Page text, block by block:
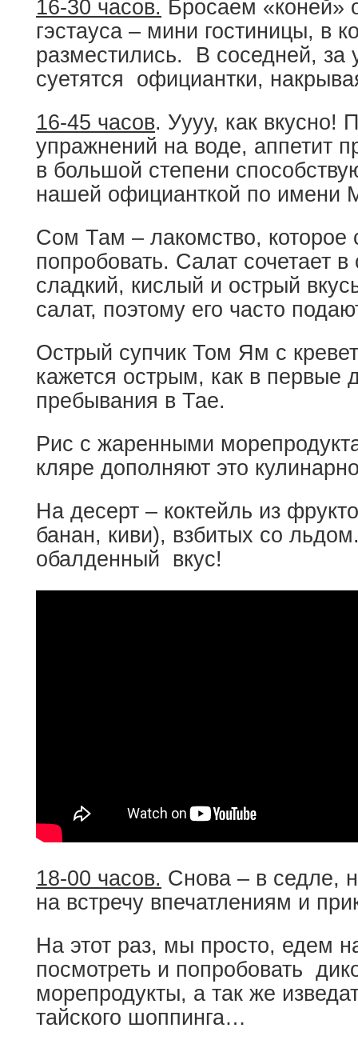
16-30 часов. Бросаем «коней»
гэстауса – мини гостиницы, в
разместились. В соседней,
суетятся официантки,
16-45 часов. Уууу, как вкусно!
упражнений на воде, аппетит
в большой степени
нашей официанткой по имени
Сом Там – лакомство, которое
попробовать. Салат сочетает
сладкий, кислый и острый
салат, поэтому его часто
Острый супчик Том Ям с
кажется острым, как в первые
пребывания в Тае.
Рис с жаренными
кляре дополняют это
На десерт – коктейль из
банан, киви), взбитых со
обалденный вкус!
18-00 часов. Снова – в седле,
на встречу впечатлениям и
На этот раз, мы просто, едем
посмотреть и попробовать
морепродукты, а так же
тайского шоппинга…